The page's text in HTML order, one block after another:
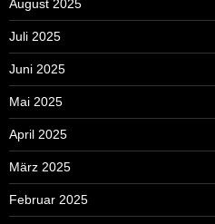
August 2025
Juli 2025
Juni 2025
Mai 2025
April 2025
März 2025
Februar 2025